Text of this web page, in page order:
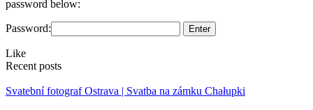
password below:
Password:
Like
Recent posts
Svatební fotograf Ostrava | Svatba na zámku Chałupki